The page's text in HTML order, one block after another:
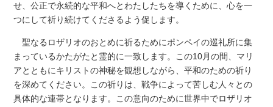
せ、公正で永続的な平和へとわたしたちを導くために、心を一
つにして祈り続けてくださるよう促します。
聖なるロザリオのおとめに祈るためにポンペイの巡礼所に集
まっているかたがたと霊的に一致します。この10月の間、マリ
アとともにキリストの神秘を観想しながら、平和のための祈り
を深めてください。この祈りは、戦争によって苦しむ人々との
具体的な連帯となります。この意向のために世界中でロザリオ